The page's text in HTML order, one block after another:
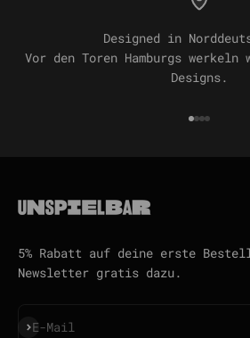
Designed in
Vor den Toren Hamburgs werkeln
Designs.
Gehe zu
Gehe zu
Gehe
Gehe
5% Rabatt auf deine erste
Newsletter gratis dazu.
E-Mail
Abonnieren